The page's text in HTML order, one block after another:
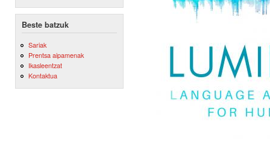
Beste batzuk
Sariak
Prentsa aipamenak
Ikasleentzat
Kontaktua